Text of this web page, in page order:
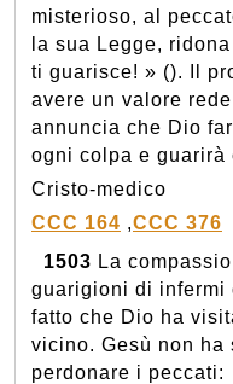
misterioso, al
la sua Legge,
ti guarisce! » (). Il
avere un valore
annuncia che Dio
ogni colpa e
Cristo-medico
CCC 164 ,CCC 376
1503 La
guarigioni di
fatto che Dio ha
vicino. Gesù non
perdonare i peccati: